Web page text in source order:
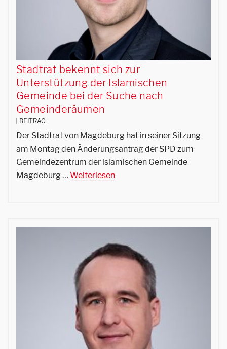
Stadtrat bekennt sich zur
Unterstützung der Islamischen
Gemeinde bei der Suche nach
Gemeinderäumen
BEITRAG
Der Stadtrat von Magdeburg hat in seiner Sitzung
am Montag den Änderungsantrag der SPD zum
Gemeindezentrum der islamischen Gemeinde
Magdeburg … Weiterlesen